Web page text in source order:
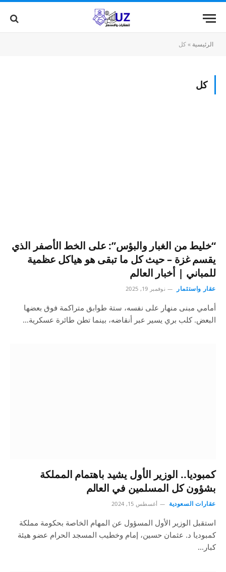
الرئيسية »كل
كل
“خليط من الغبار والبؤس”: على الخط الأصفر الذي
يقسم غزة – حيث كل ما تبقى هو هياكل عظمية
للمباني | أخبار العالم
عقار واستثمار نوفمبر 19, 2025
أمامي مبنى منهار على نفسه، ستة طوابق متراكمة فوق بعضها
البعض. كلب بري يسير عبر أنقاضه، بينما تطن طائرة عسكرية…
كمبوديا.. الوزير الأول يشيد باهتمام المملكة
بشؤون كل المسلمين في العالم
عقارات السعودية أغسطس 15, 2024
استقبل الوزير الأول المسؤول عن المهام الخاصة بحكومة مملكة
كمبوديا د. عثمان حسين، إمام وخطيب المسجد الحرام عضو هيئة
كبار…